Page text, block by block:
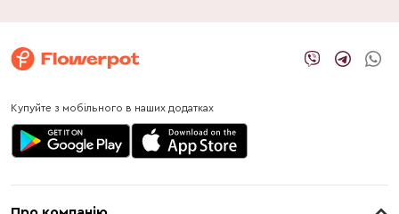
Купуйте з мобільного в наших додатках